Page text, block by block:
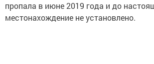
пропала в июне 2019 года и до
местонахождение не установлено.